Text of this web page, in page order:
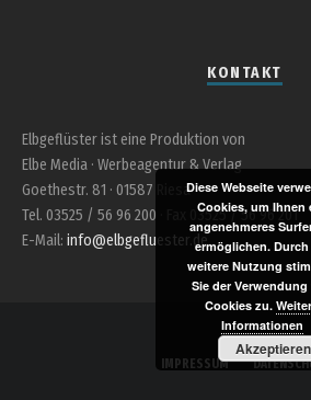
KONTAKT
Elbgeflüster ist eine Produktion von
Elbe Media · Werbeagentur & Verlag
Goethestr. 81 · 01587 Riesa
Tel. 03525 / 56 96 200 · Fax 03525 / 56 96 201
E-Mail: info@elbgefluester.de
IMPRESSUM
Diese Webseite
Cookies, um Ihnen
angenehmeres
ermöglichen. Durch
weitere Nutzung
Sie der Verwendung
Cookies zu.
Informationen
Akzeptieren